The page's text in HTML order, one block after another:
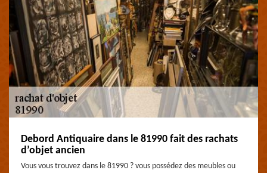
Debord Antiquaire dans le 81990 fait des rachats
d’objet ancien
Vous vous trouvez dans le 81990 ? vous possédez des meubles ou